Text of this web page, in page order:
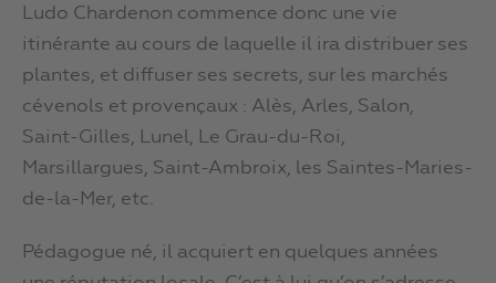
Ludo Chardenon commence donc une vie
itinérante au cours de laquelle il ira distribuer ses
plantes, et diffuser ses secrets, sur les marchés
cévenols et provençaux : Alès, Arles, Salon,
Saint-Gilles, Lunel, Le Grau-du-Roi,
Marsillargues, Saint-Ambroix, les Saintes-Maries-
de-la-Mer, etc.
Pédagogue né, il acquiert en quelques années